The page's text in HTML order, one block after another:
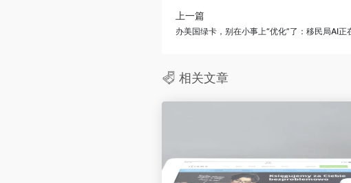
上一篇
办美国绿卡，别在小事上“优化”了：移民局AI
相关文章